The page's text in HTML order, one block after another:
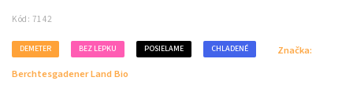
Kód: 7142
DEMETER BEZ LEPKU POSIELAME CHLADENÉ
Značka:
Berchtesgadener Land Bio